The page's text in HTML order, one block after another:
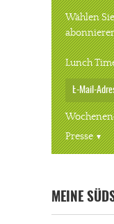
« ALLE
Wählen
Lunch
Presse
MEINE